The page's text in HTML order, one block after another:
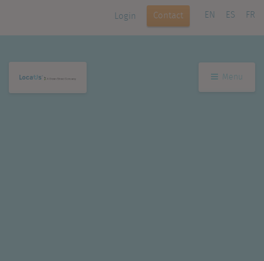
Login Contact EN ES FR
Menu